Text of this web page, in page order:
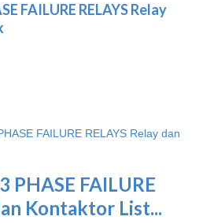
FAILURE RELAYS Relay
PHASE FAILURE
Kontaktor List...